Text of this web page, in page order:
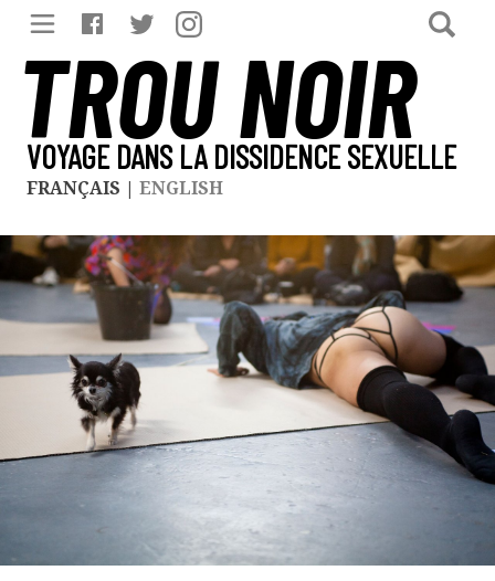
TROU NOIR
VOYAGE DANS LA DISSIDENCE SEXUELLE
FRANÇAIS | ENGLISH